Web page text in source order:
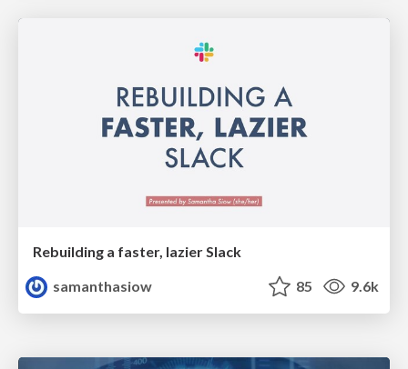
Rebuilding a faster, lazier Slack
samanthasiow
85 9.6k